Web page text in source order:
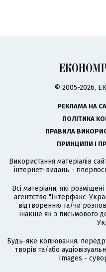
© 2005-2026,
РЕКЛАМА НА
ПОЛІТИКА
ПРАВИЛА
ПРИНЦИПИ І
Використання матеріалів
інтернет-видань -
Всі матеріали, які
агентство "Інтерфакс-
відтворенню та/чи
інакше як з письмового
Будь-яке копіювання,
творів та/або
Images -